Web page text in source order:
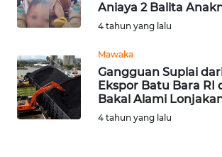
Aniaya 2 Balita
4 tahun yang lalu
Mawaka
Gangguan Suplai
Ekspor Batu Bara RI
Bakal Alami
4 tahun yang lalu
JURNAL
MARITIM
FISUELRI
BERKAT
NEWS